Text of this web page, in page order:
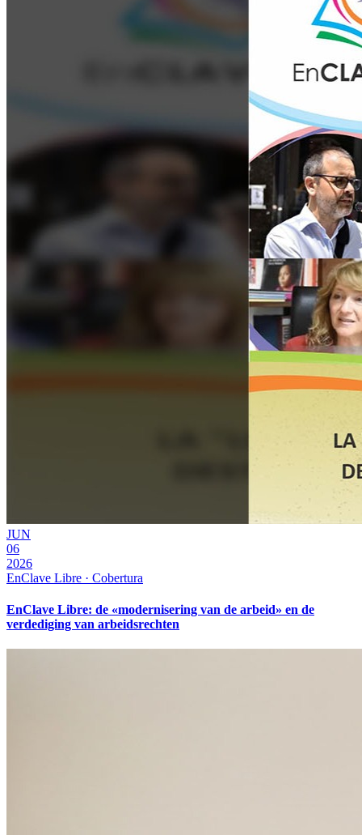
JUN
06
2026
EnClave Libre · Cobertura
EnClave Libre: de «modernisering van de arbeid» en de
verdediging van arbeidsrechten